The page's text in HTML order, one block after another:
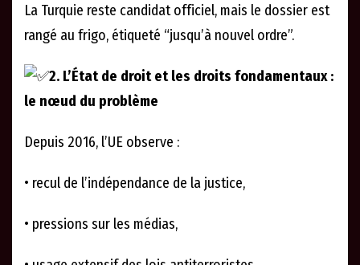
La Turquie reste candidat officiel, mais le dossier est
rangé au frigo, étiqueté “jusqu’à nouvel ordre”.
2. L’État de droit et les droits fondamentaux :
le nœud du problème
Depuis 2016, l’UE observe :
• recul de l’indépendance de la justice,
• pressions sur les médias,